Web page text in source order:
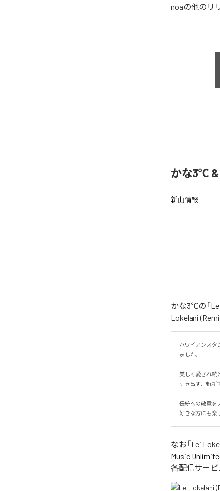
noaの他のリ
かな3℃ &
新曲情報
かな3℃の「
Lokelani
ハワイアンスタ
ました。
美しく愛され続
引き出す、斬新
伝統への敬意を
好きな方にも楽
なお「Lei
Music
各配信サービ